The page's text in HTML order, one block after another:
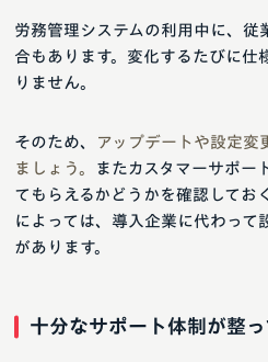
労務管理システムの利用中に、従
合もあります。変化するたびに仕
りません。
そのため、
アップデートや設定変
ましょう。
またカスタマーサポー
てもらえるかどうかを確認してお
によっては、導入企業に代わって
があります。
十分なサポート体制が整